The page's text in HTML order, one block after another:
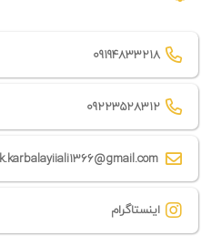
09194833218
09223528312
k.karbalayiiali1366@gmail.com
اینستاگرام